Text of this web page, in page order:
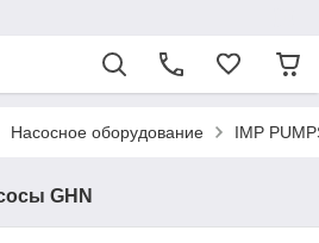
Насосное оборудование IMP
GHN